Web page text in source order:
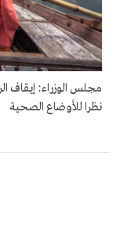
مجلس الوزراء: إيقاف
نظرا للأوضاع الصحية